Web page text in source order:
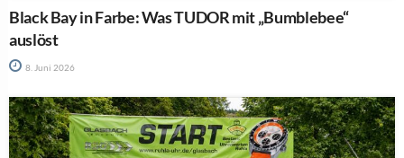
Black Bay in Farbe: Was TUDOR mit „Bumblebee“
auslöst
8. Juni 2026